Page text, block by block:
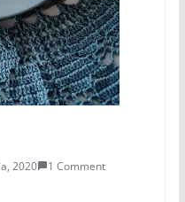
2020
1 Comment